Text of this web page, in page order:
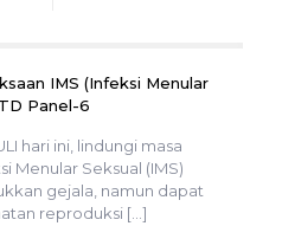
IMS (Infeksi Menular
Panel-6
hari ini, lindungi masa
Menular Seksual (IMS)
gejala, namun dapat
reproduksi […]